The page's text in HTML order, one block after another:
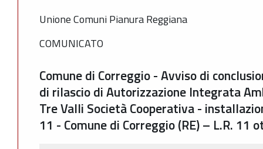
Unione Comuni Pianura Reggiana
COMUNICATO
Comune di Correggio - Avviso di
di rilascio di Autorizzazione Integrata
Tre Valli Società Cooperativa -
11 - Comune di Correggio (RE) – L.R. 11